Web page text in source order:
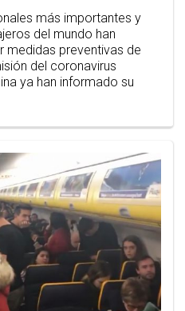
más importantes y
del mundo han
medidas preventivas de
del coronavirus
ya han informado su